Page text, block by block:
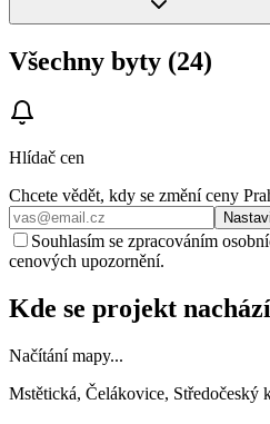
Všechny byty (24)
Hlídač cen
Chcete vědět, kdy se změní ceny
Souhlasím se zpracováním
cenových upozornění.
Kde se projekt nachází
Načítání mapy...
Mstětická, Čelákovice, Středočeský